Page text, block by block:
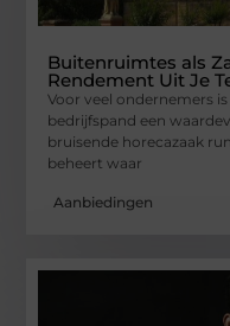
Buitenruimtes als
Rendement Uit Je
Voor veel ondernemers
bedrijfspand een
bruisende horecazaak
beheert waar
Aanbiedingen